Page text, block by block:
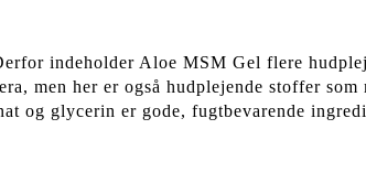
indeholder Aloe MSM Gel flere
men her er også hudplejende stoffer
og glycerin er gode, fugtbevarende